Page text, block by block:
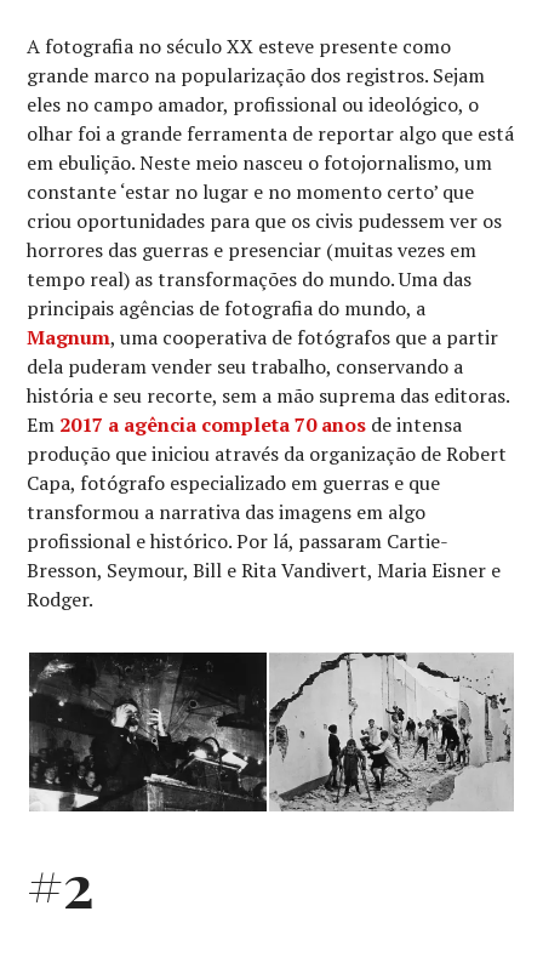
A fotografia no século XX esteve presente como
grande marco na popularização dos registros. Sejam
eles no campo amador, profissional ou ideológico, o
olhar foi a grande ferramenta de reportar algo que está
em ebulição. Neste meio nasceu o fotojornalismo, um
constante ‘estar no lugar e no momento certo’ que
criou oportunidades para que os civis pudessem ver os
horrores das guerras e presenciar (muitas vezes em
tempo real) as transformações do mundo. Uma das
principais agências de fotografia do mundo, a
Magnum, uma cooperativa de fotógrafos que a partir
dela puderam vender seu trabalho, conservando a
história e seu recorte, sem a mão suprema das editoras.
Em 2017 a agência completa 70 anos de intensa
produção que iniciou através da organização de Robert
Capa, fotógrafo especializado em guerras e que
transformou a narrativa das imagens em algo
profissional e histórico. Por lá, passaram Cartie-
Bresson, Seymour, Bill e Rita Vandivert, Maria Eisner e
Rodger.
#2